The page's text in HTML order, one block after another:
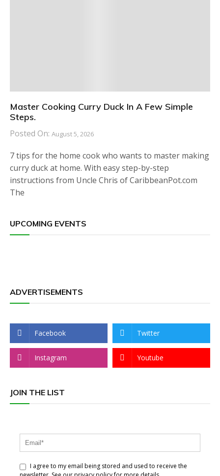
Master Cooking Curry Duck In A Few Simple
Steps.
Posted On: August 5, 2026
7 tips for the home cook who wants to master making
curry duck at home. With easy step-by-step
instructions from Uncle Chris of CaribbeanPot.com
The
UPCOMING EVENTS
ADVERTISEMENTS
Facebook Twitter
Instagram Youtube
JOIN THE LIST
I agree to my email being stored and used to receive the